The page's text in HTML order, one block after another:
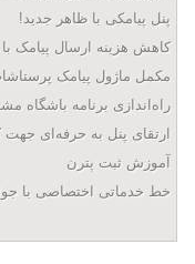
پنل پیامکی با ظاهر جدید!
کاهش هزینه ارسال پیامک با
مکمل ماژول پیامک
راه‌اندازی برنامه باشگاه
ارتقای پنل به حرفه‌ای
آموزش ثبت پترن
خط خدماتی اختصاصی با